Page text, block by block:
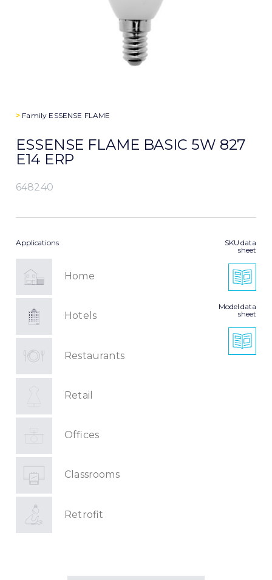
> Family ESSENSE FLAME
ESSENSE FLAME BASIC 5W 827
E14 ERP
648240
Applications
Home
Hotels
Restaurants
Retail
Offices
Classrooms
Retrofit
SKU data
sheet
Model data
sheet